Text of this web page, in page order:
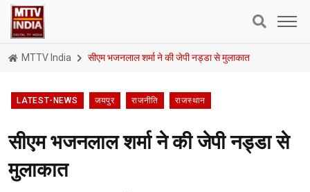
MTTV India सीएम भजनलाल शर्मा ने की जेपी नड्डा से मुलाकात
LATEST-NEWS जयपुर राजनीति राजस्थान
सीएम भजनलाल शर्मा ने की जेपी नड्डा से
मुलाकात